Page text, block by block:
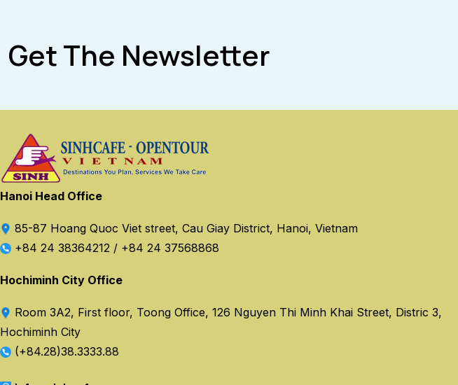
Get The Newsletter
Hanoi Head Office
85-87 Hoang Quoc Viet street, Cau Giay District, Hanoi, Vietnam
+84 24 38364212 / +84 24 37568868
Hochiminh City Office
Room 3A2, First floor, Toong Office, 126 Nguyen Thi Minh Khai Street, Distric 3,
Hochiminh City
(+84.28)38.3333.88